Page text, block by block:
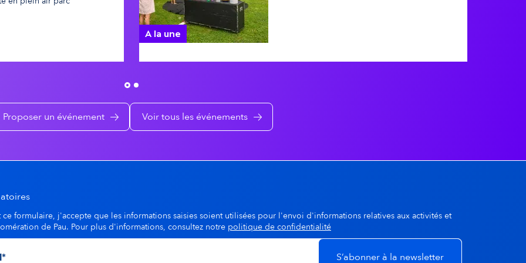
A la une
Proposer un événement Voir tous les événements
ce formulaire, j'accepte que les informations saisies soient utilisées pour l'envoi d'informations relatives aux activités et
de Pau. Pour plus d'informations, consultez notre politique de confidentialité